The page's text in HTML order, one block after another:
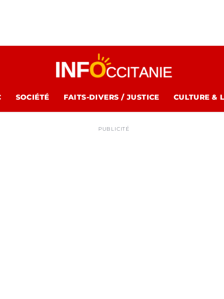
SOCIÉTÉ FAITS-DIVERS / JUSTICE CULTURE &
PUBLICITÉ